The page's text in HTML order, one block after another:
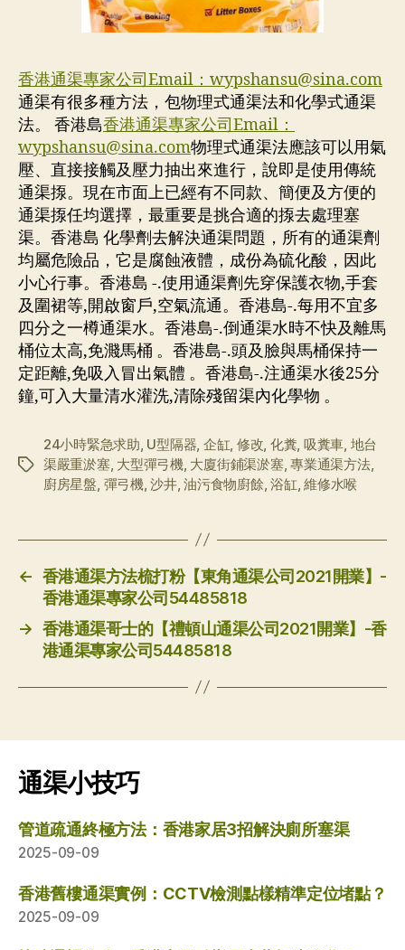
香港通渠專家公司Email： wypshansu@sina.com
通渠有很多種方法，包物理式通渠法和化學式通渠
法。 香港島香港通渠專家公司Email：
wypshansu@sina.com物理式通渠法應該可以用氣
壓、直接接觸及壓力抽出來進行，說即是使用傳統
通渠揼。現在市面上已經有不同款、簡便及方便的
通渠揼任均選擇，最重要是挑合適的揼去處理塞
渠。香港島 化學劑去解決通渠問題，所有的通渠劑
均屬危險品，它是腐蝕液體，成份為硫化酸，因此
小心行事。香港島 -.使用通渠劑先穿保護衣物,手套
及圍裙等,開啟窗戶,空氣流通。香港島-.每用不宜多
四分之一樽通渠水。香港島-.倒通渠水時不快及離馬
桶位太高,免濺馬桶 。香港島-.頭及臉與馬桶保持一
定距離,免吸入冒出氣體 。香港島-.注通渠水後25分
鐘,可入大量清水灌洗,清除殘留渠內化學物 。
标
24小時緊急求助 U型隔器 企缸 修改 化糞 吸糞車 地台
渠嚴重淤塞, 大型彈弓機, 大廈街鋪渠淤塞,專業通渠方法,
廚房星盤 彈弓機,沙井,油污食物廚餘 ,浴缸 ,維修水喉
← 香港通渠方法梳打粉【東角通渠公司2021開業】-
香港通渠專家公司54485818
→ 香港通渠哥士的【禮頓山通渠公司2021開業】-香
港通渠專家公司54485818
通渠小技巧
管道疏通終極方法：香港家居3招解決廁所塞渠
2025-09-09
香港舊樓通渠實例：CCTV檢測點樣精準定位堵點？
2025-09-09